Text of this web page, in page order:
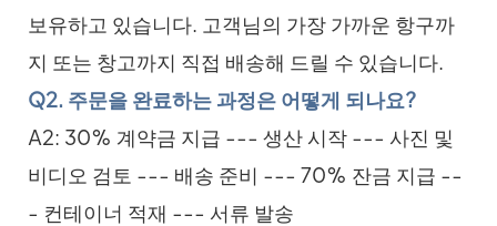
보유하고 있습니다. 고객님의 가장 가까운 항구까
지 또는 창고까지 직접 배송해 드릴 수 있습니다.
Q2. 주문을 완료하는 과정은 어떻게 되나요?
A2: 30% 계약금 지급 --- 생산 시작 --- 사진 및
비디오 검토 --- 배송 준비 --- 70% 잔금 지급 --
- 컨테이너 적재 --- 서류 발송